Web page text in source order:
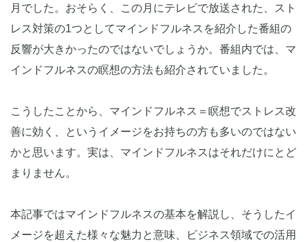
月でした。おそらく、この月にテレビで放送された、スト
レス対策の1つとしてマインドフルネスを紹介した番組の
反響が大きかったのではないでしょうか。番組内では、マ
インドフルネスの瞑想の方法も紹介されていました。
こうしたことから、マインドフルネス＝瞑想でストレス改
善に効く、というイメージをお持ちの方も多いのではない
かと思います。実は、マインドフルネスはそれだけにとど
まりません。
本記事ではマインドフルネスの基本を解説し、そうしたイ
メージを超えた様々な魅力と意味、ビジネス領域での活用